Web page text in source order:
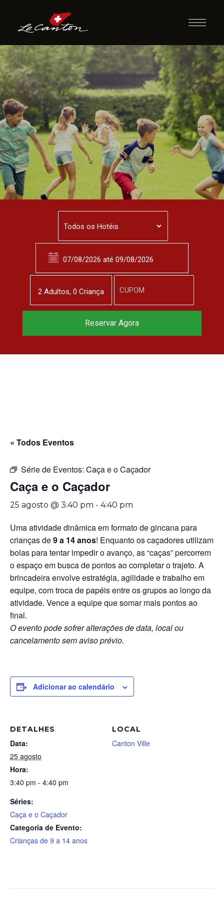
Caça e o Caçador
« Todos Eventos
Série de Eventos: Caça e o Caçador
Caça e o Caçador
25 agosto @ 3:40 pm - 4:40 pm
Uma atividade dinâmica em formato de gincana para
crianças de9 a 14 anos! Enquanto os caçadores utilizam
bolas para tentar impedir o avanço, as “caças” percorrem
o espaço em busca de pontos ao completar o trajeto. A
brincadeira envolve estratégia, agilidade e trabalho em
equipe, com troca de papéis entre os grupos ao longo da
atividade. Vence a equipe que somar mais pontos ao
final.
O evento pode sofrer alterações de data, local ou
cancelamento sem aviso prévio.
Adicionar ao calendário
DETALHES
Data:
25 agosto
Hora:
3:40 pm - 4:40 pm
Séries:
Caça e o Caçador
Categoria de Evento:
Crianças de 9 a 14 anos
LOCAL
Canton Ville
2 Adultos, 0 Criança
Reserve agora, com
Reservar Agora